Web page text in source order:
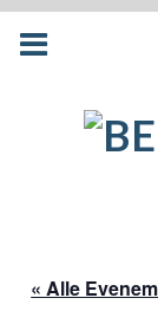
« Alle